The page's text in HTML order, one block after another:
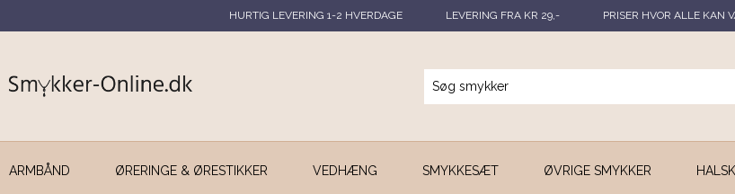
HURTIG LEVERING 1-2 HVERDAGE LEVERING FRA KR 29,- PRISER HVOR ALLE KAN
ARMBÅND ØRERINGE & ØRESTIKKER VEDHÆNG SMYKKESÆT ØVRIGE SMYKKER